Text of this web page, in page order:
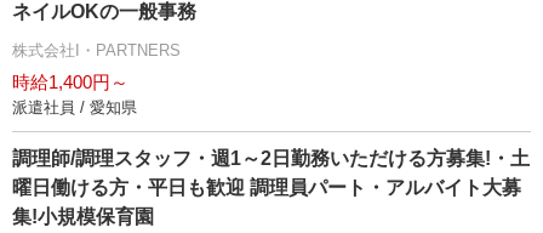
ネイルOKの一般事務
株式会社I・PARTNERS
時給1,400円～
派遣社員 / 愛知県
調理師/調理スタッフ・週1～2日勤務いただける方募集!・土
曜日働ける方・平日も歓迎 調理員パート・アルバイト大募
集!小規模保育園